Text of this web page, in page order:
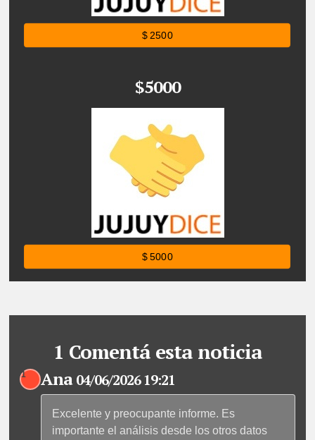
$ 2500
$5000
$ 5000
1 Comentá esta noticia
1 Ana 04/06/2026 19:21
Excelente y preocupante informe. Es
importante el análisis desde los otros datos